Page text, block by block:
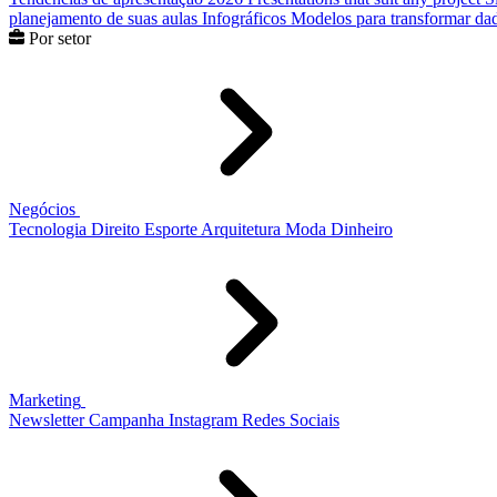
planejamento de suas aulas Infográficos Modelos para transformar
Por setor
Negócios
Tecnologia Direito Esporte Arquitetura Moda Dinheiro
Marketing
Newsletter Campanha Instagram Redes Sociais